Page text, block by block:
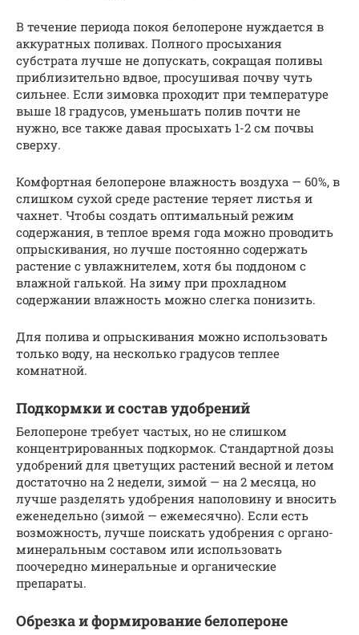
В течение периода покоя белопероне нуждается в
аккуратных поливах. Полного просыхания
субстрата лучше не допускать, сокращая поливы
приблизительно вдвое, просушивая почву чуть
сильнее. Если зимовка проходит при температуре
выше 18 градусов, уменьшать полив почти не
нужно, все также давая просыхать 1-2 см почвы
сверху.
Комфортная белопероне влажность воздуха — 60%, в
слишком сухой среде растение теряет листья и
чахнет. Чтобы создать оптимальный режим
содержания, в теплое время года можно проводить
опрыскивания, но лучше постоянно содержать
растение с увлажнителем, хотя бы поддоном с
влажной галькой. На зиму при прохладном
содержании влажность можно слегка понизить.
Для полива и опрыскивания можно использовать
только воду, на несколько градусов теплее
комнатной.
Подкормки и состав удобрений
Белопероне требует частых, но не слишком
концентрированных подкормок. Стандартной дозы
удобрений для цветущих растений весной и летом
достаточно на 2 недели, зимой — на 2 месяца, но
лучше разделять удобрения наполовину и вносить
еженедельно (зимой — ежемесячно). Если есть
возможность, лучше поискать удобрения с органо-
минеральным составом или использовать
поочередно минеральные и органические
препараты.
Обрезка и формирование белопероне